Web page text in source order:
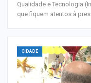
Qualidade e Tecnologia
que fiquem atentos à
CIDADE